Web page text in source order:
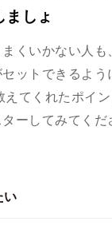
ましょ
くいかない人も
ットできるよう
えてくれたポイ
ーしてみてく
い